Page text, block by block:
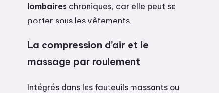
lombaires chroniques, car elle peut se
porter sous les vêtements.
La compression d’air et le
massage par roulement
Intégrés dans les fauteuils massants ou